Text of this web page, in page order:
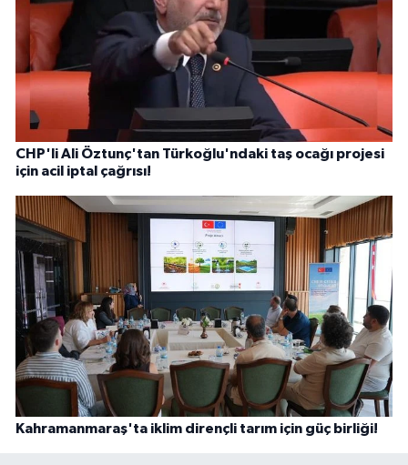
CHP'li Ali Öztunç'tan Türkoğlu'ndaki taş ocağı projesi
için acil iptal çağrısı!
Kahramanmaraş'ta iklim dirençli tarım için güç birliği!